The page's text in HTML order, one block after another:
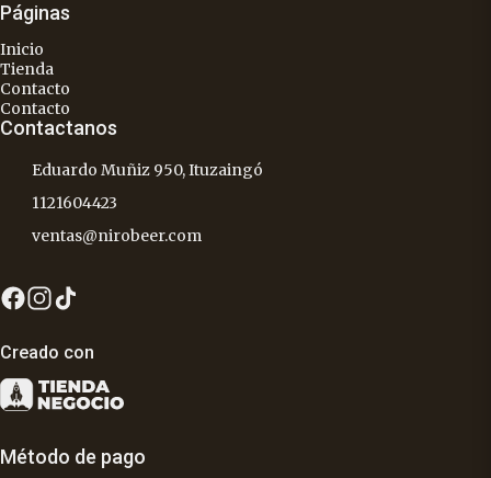
Páginas
Inicio
Tienda
Contacto
Contacto
Contactanos
Eduardo Muñiz 950, Ituzaingó
1121604423
ventas@nirobeer.com
Creado con
Método de pago